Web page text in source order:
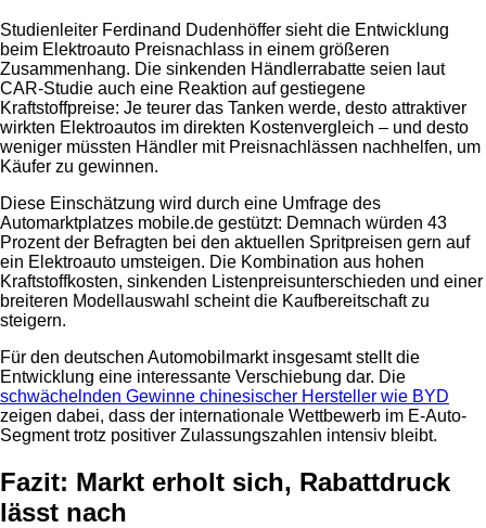
Studienleiter Ferdinand Dudenhöffer sieht die Entwicklung
beim Elektroauto Preisnachlass in einem größeren
Zusammenhang. Die sinkenden Händlerrabatte seien laut
CAR-Studie auch eine Reaktion auf gestiegene
Kraftstoffpreise: Je teurer das Tanken werde, desto attraktiver
wirkten Elektroautos im direkten Kostenvergleich – und desto
weniger müssten Händler mit Preisnachlässen nachhelfen, um
Käufer zu gewinnen.
Diese Einschätzung wird durch eine Umfrage des
Automarktplatzes mobile.de gestützt: Demnach würden 43
Prozent der Befragten bei den aktuellen Spritpreisen gern auf
ein Elektroauto umsteigen. Die Kombination aus hohen
Kraftstoffkosten, sinkenden Listenpreisunterschieden und einer
breiteren Modellauswahl scheint die Kaufbereitschaft zu
steigern.
Für den deutschen Automobilmarkt insgesamt stellt die
Entwicklung eine interessante Verschiebung dar. Die
schwächelnden Gewinne chinesischer Hersteller wie BYD
zeigen dabei, dass der internationale Wettbewerb im E-Auto-
Segment trotz positiver Zulassungszahlen intensiv bleibt.
Fazit: Markt erholt sich, Rabattdruck
lässt nach